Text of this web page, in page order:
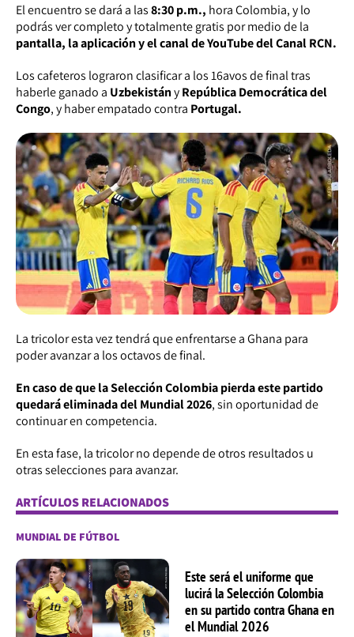
El encuentro se dará a las8:30 p.m., hora Colombia, y lo
podrás ver completo y totalmente gratis por medio de la
pantalla, la aplicación y el canal de YouTube del Canal RCN.
Los cafeteros lograron clasificar a los 16avos de final tras
haberle ganado a UzbekistányRepública Democrática del
Congo, y haber empatado contra Portugal.
La tricolor esta vez tendrá que enfrentarse a Ghana para
poder avanzar a los octavos de final.
En caso de que la Selección Colombia pierda este partido
quedará eliminada del Mundial 2026, sin oportunidad de
continuar en competencia.
En esta fase, la tricolor no depende de otros resultados u
otras selecciones para avanzar.
ARTÍCULOS RELACIONADOS
MUNDIAL DE FÚTBOL
Este será el uniforme que
lucirá la Selección Colombia
en su partido contra Ghana en
el Mundial 2026